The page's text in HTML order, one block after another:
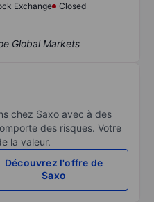
Exchange
Closed
chez Saxo avec à des
des risques. Votre
la valeur.
Découvrez l'offre de
Saxo